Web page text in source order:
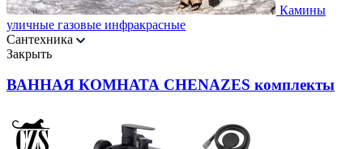
Камины
уличные газовые инфракрасные
Сантехника
Закрыть
ВАННАЯ КОМНАТА CHENAZES комплекты